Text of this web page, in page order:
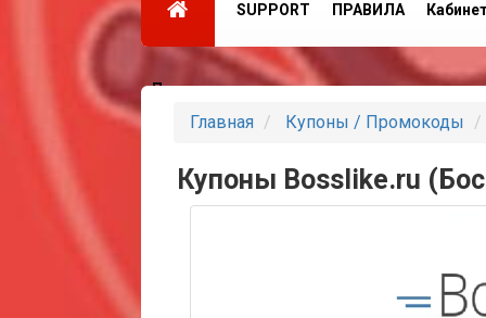
SUPPORT ПРАВИЛА
Партнеры
Главная Купоны / Промокоды
Купоны Bosslike.ru